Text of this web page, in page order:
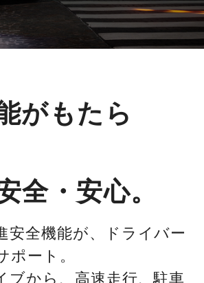
がもたら
全・安心。
安全機能が、ドライバー
ポート。
ブから、高速走行、駐車